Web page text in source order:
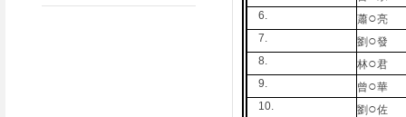
6.
蕭○亮
7.
劉 ○發
8.
林○君
9.
曾○華
10.
劉 ○佐